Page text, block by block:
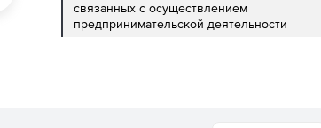
связанных с осуществлением
предпринимательской деятельности